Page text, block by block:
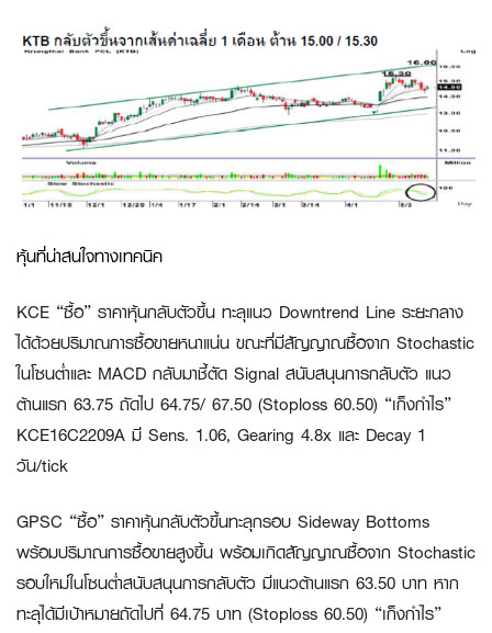
หุ้นที่น่าสนใจทางเทคนิค
KCE “ซื้อ” ราคาหุ้นกลับตัวขึ้น ทะลุแนว Downtrend Line ระยะกลาง
ได้ด้วยปริมาณการซื้อขายหนาแน่น ขณะที่มีสัญญาณซื้อจาก Stochastic
ในโซนต่ำและ MACD กลับมาชี้ตัด Signal สนับสนุนการกลับตัว แนว
ต้านแรก 63.75 ถัดไป 64.75/ 67.50 (Stoploss 60.50) “เก็งกำไร”
KCE16C2209A มี Sens. 1.06, Gearing 4.8x และ Decay 1
วัน/tick
GPSC “ซื้อ” ราคาหุ้นกลับตัวขึ้นทะลุกรอบ Sideway Bottoms
พร้อมปริมาณการซื้อขายสูงขึ้น พร้อมเกิดสัญญาณซื้อจาก Stochastic
รอบใหม่ในโซนต่ำสนับสนุนการกลับตัว มีแนวต้านแรก 63.50 บาท หาก
ทะลุได้มีเป้าหมายถัดไปที่ 64.75 บาท (Stoploss 60.50) “เก็งกำไร”